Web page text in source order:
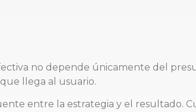
no depende únicamente del
llega al usuario.
entre la estrategia y el resultado.